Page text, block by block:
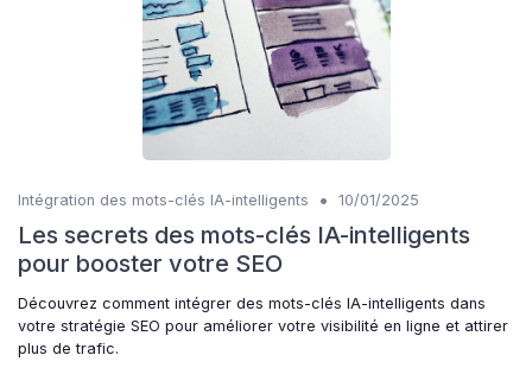
Intégration des mots-clés IA-intelligents • 10/01/2025
Les secrets des mots-clés IA-intelligents
pour booster votre SEO
Découvrez comment intégrer des mots-clés IA-intelligents dans
votre stratégie SEO pour améliorer votre visibilité en ligne et attirer
plus de trafic.